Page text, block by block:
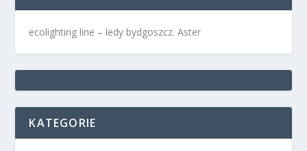
ecolighting line – ledy bydgoszcz. Aster
KATEGORIE